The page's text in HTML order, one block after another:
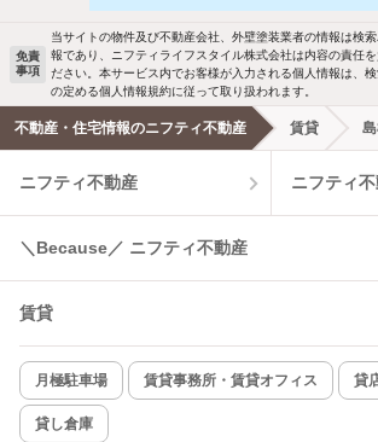
洗濯機置場あり 独立
エアコンあり 都市
温水洗浄便座 オー
コンロ2口以上
新着のみ イン
該当件数:
免責
事項
当サイトの物件及び不動産会社、外壁塗装業者の情報は検
報であり、ニフティライフスタイル株式会社は内容の責任
ださい。本サービス内でお客様が入力される個人情報は、
の定める個人情報規約に従って取り扱われます。
不動産・住宅情報のニフティ不動産 賃貸
ニフティ不動産 ニフティ
＼Because／ ニフティ不動産
賃貸
月極駐車場 賃貸事務所・賃貸オフィス 貸
貸し倉庫